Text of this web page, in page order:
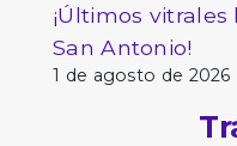
¡Últimos
San Antonio!
1 de agosto de 2026